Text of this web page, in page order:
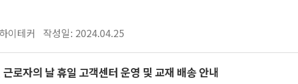
이테커 작성일: 2024.04.25
로자의 날 휴일 고객센터 운영 및 교재 배송 안내